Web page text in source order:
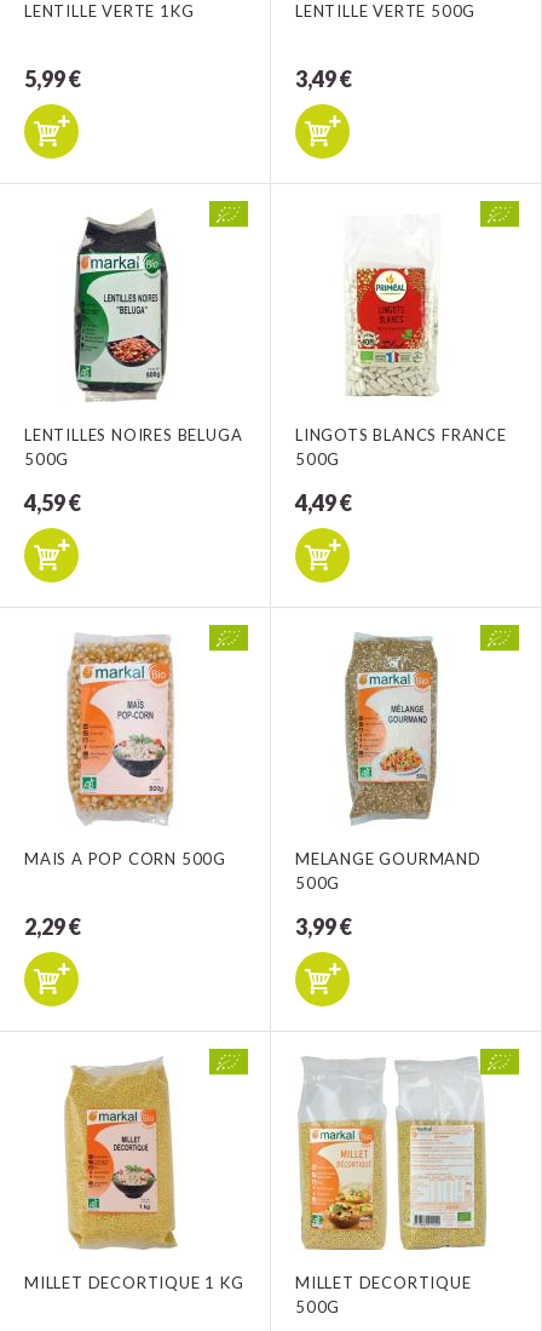
LENTILLE VERTE 1KG
5,99 €
LENTILLE VERTE 500G
3,49 €
LENTILLES NOIRES BELUGA
500G
4,59 €
LINGOTS BLANCS FRANCE
500G
4,49 €
MAIS A POP CORN 500G
2,29 €
MELANGE GOURMAND
500G
3,99 €
MILLET DECORTIQUE 1 KG
MILLET DECORTIQUE
500G